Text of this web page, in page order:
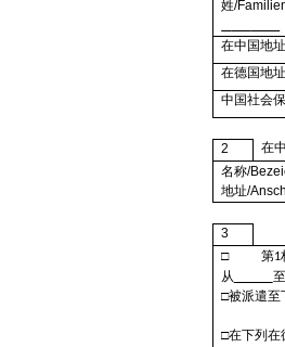
姓/
在中国地
在德国地
中国社会
2 在
名称/
地址/
3
□
第1
从
至
□被派遣至
□在下列在